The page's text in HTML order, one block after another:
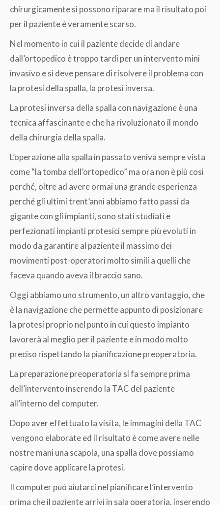
chirurgicamente si possono riparare ma il risultato poi
per il paziente è veramente scarso.
Nel momento in cui il paziente decide di andare
dall’ortopedico è troppo tardi per un intervento mini
invasivo e si deve pensare di risolvere il problema con
la protesi della spalla, la protesi inversa.
La protesi inversa della spalla con navigazione è una
tecnica affascinante e che ha rivoluzionato il mondo
della chirurgia della spalla.
L’operazione alla spalla in passato veniva sempre vista
come “la tomba dell’ortopedico” ma ora non è più così
perché, oltre ad avere ormai una grande esperienza
perché gli ultimi trent’anni abbiamo fatto passi da
gigante con gli impianti, sono stati studiati e
perfezionati impianti protesici sempre più evoluti in
modo da garantire al paziente il massimo dei
movimenti post-operatori molto simili a quelli che
faceva quando aveva il braccio sano.
Oggi abbiamo uno strumento, un altro vantaggio, che
è la navigazione che permette appunto di posizionare
la protesi proprio nel punto in cui questo impianto
lavorerà al meglio per il paziente e in modo molto
preciso rispettando la pianificazione preoperatoria.
La preparazione preoperatoria si fa sempre prima
dell’intervento inserendo la TAC del paziente
all’interno del computer.
Dopo aver effettuato la visita, le immagini della TAC
vengono elaborate ed il risultato è come avere nelle
nostre mani una scapola, una spalla dove possiamo
capire dove applicare la protesi.
Il computer può aiutarci nel pianificare l’intervento
prima che il paziente arrivi in sala operatoria, inserendo